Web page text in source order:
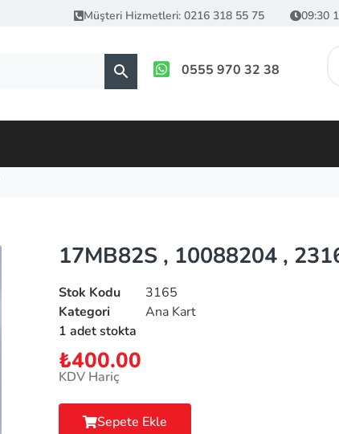
Müşteri Hizmetleri: 0216 318 55 75 09:30
0555 970 32 38
17MB82S , 10088204 ,
Stok Kodu
3165
Kategori
Ana Kart
1 adet stokta
₺400.00
KDV Hariç
Sepete Ekle